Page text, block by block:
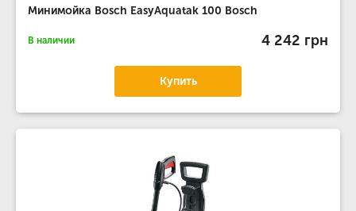
Минимойка Bosch EasyAquatak 100 Bosch
В наличии 4 242 грн
Купить